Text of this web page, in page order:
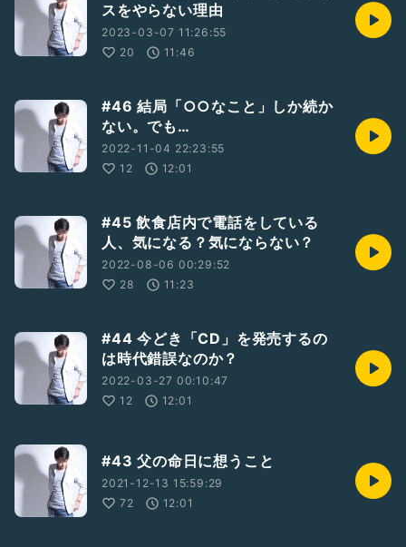
スをやらない理由
2023-03-07 11:26:55
20
11:46
#46 結局「○○なこと」しか続か
ない。でも…
2022-11-04 22:23:55
12
12:01
#45 飲食店内で電話をしている
人、気になる？気にならない？
2022-08-06 00:29:52
28
11:23
#44 今どき「CD」を発売するの
は時代錯誤なのか？
2022-03-27 00:10:47
12
12:01
#43 父の命日に想うこと
2021-12-13 15:59:29
72
12:01